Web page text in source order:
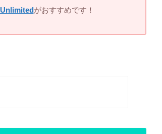
がおすすめです！